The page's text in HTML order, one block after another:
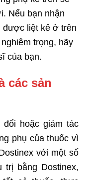
Nếu bạn nhận
được liệt kê ở trên
trọng, hãy
của bạn.
các sản
hoặc giảm tác
phụ của thuốc vì
với một số
trị bằng Dostinex,